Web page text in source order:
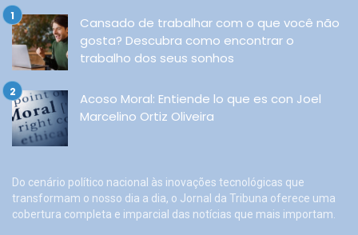
Cansado de trabalhar com o que você não
gosta? Descubra como encontrar o
trabalho dos seus sonhos
Acoso Moral: Entiende lo que es con Joel
Marcelino Ortiz Oliveira
Do cenário político nacional às inovações tecnológicas que
transformam o nosso dia a dia, o Jornal da Tribuna oferece uma
cobertura completa e imparcial das notícias que mais importam.